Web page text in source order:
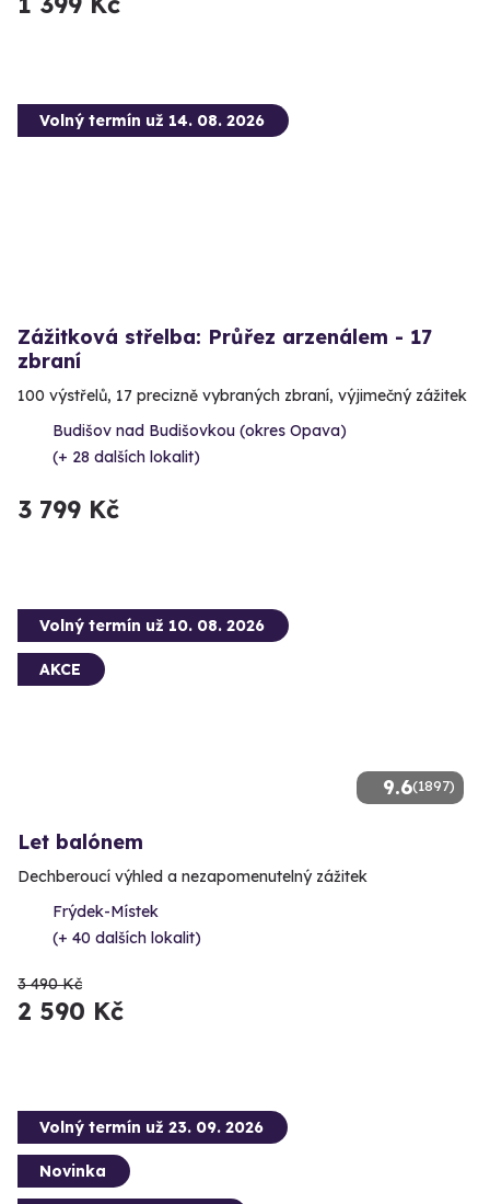
Volný termín už 14. 08. 2026
Zážitková střelba: Průřez arzenálem - 17
zbraní
100 výstřelů, 17 precizně vybraných zbraní, výjimečný zážitek
Budišov nad Budišovkou (okres Opava)
(+ 28 dalších lokalit)
3 799 Kč
9.6(1897)
Volný termín už 10. 08. 2026
AKCE
Let balónem
Dechberoucí výhled a nezapomenutelný zážitek
Frýdek-Místek
(+ 40 dalších lokalit)
3 490 Kč
2 590 Kč
Volný termín už 23. 09. 2026
Novinka